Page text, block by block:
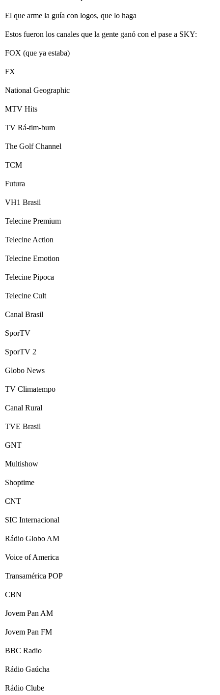
El que arme la guía con logos, que lo haga
Estos fueron los canales que la gente ganó con el pase a SKY:
FOX (que ya estaba)
FX
National Geographic
MTV Hits
TV Rá-tim-bum
The Golf Channel
TCM
Futura
VH1 Brasil
Telecine Premium
Telecine Action
Telecine Emotion
Telecine Pipoca
Telecine Cult
Canal Brasil
SporTV
SporTV 2
Globo News
TV Climatempo
Canal Rural
TVE Brasil
GNT
Multishow
Shoptime
CNT
SIC Internacional
Rádio Globo AM
Voice of America
Transamérica POP
CBN
Jovem Pan AM
Jovem Pan FM
BBC Radio
Rádio Gaúcha
Rádio Clube